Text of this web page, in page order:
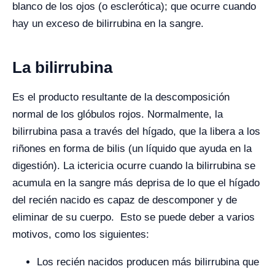
blanco de los ojos (o esclerótica); que ocurre cuando
hay un exceso de bilirrubina en la sangre.
La bilirrubina
Es el producto resultante de la descomposición
normal de los glóbulos rojos. Normalmente, la
bilirrubina pasa a través del hígado, que la libera a los
riñones en forma de bilis (un líquido que ayuda en la
digestión). La ictericia ocurre cuando la bilirrubina se
acumula en la sangre más deprisa de lo que el hígado
del recién nacido es capaz de descomponer y de
eliminar de su cuerpo. Esto se puede deber a varios
motivos, como los siguientes:
Los recién nacidos producen más bilirrubina que